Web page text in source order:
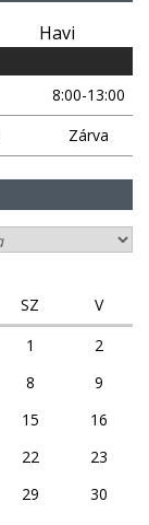
Havi
8:00-13:00
Zárva
SZ
V
1
2
8
9
15
16
22
23
29
30